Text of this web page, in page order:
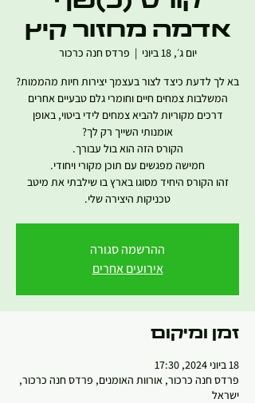
אדמה מחזור קיץ
יום ג׳, 18 ביוני
  |
פרדס חנה כרכור
דרכים מקוריות להביא צמחים לידי ביטוי, באופן
זהו הקורס היחיד מסוגו בארץ בו שילבתי את מיטב
טכניקות היצירה שלי.
ההרשמה סגורה
אירועים אחרים
זמן ומיקום
18 ביוני 2024, 17:30
פרדס חנה כרכור, אורוות האומנים, פרדס חנה כרכור,
ישראל